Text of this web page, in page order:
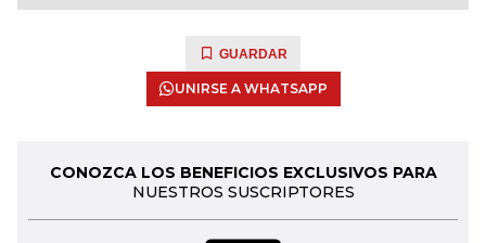
GUARDAR
UNIRSE A WHATSAPP
CONOZCA LOS BENEFICIOS EXCLUSIVOS PARA
NUESTROS SUSCRIPTORES